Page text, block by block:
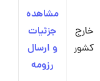
خارج
کشور
مشاهده
جزئیات
و ارسال
رزومه